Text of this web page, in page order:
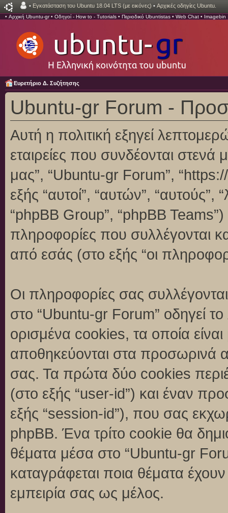
• Εγκατάσταση του Ubuntu 18.04 LTS (με εικόνες) • Αρχικές οδηγίες Ubuntu.
• Αρχική Ubuntu-gr• Οδηγοί - How to - Tutorials • Περιοδικό Ubuntistas • Web Chat • Imagebin
Ευρετήριο Δ. Συζήτησης
Ubuntu-gr Forum -
Αυτή η πολιτική εξηγεί
εταιρείες που συνδέονται στενά
μας”, “Ubuntu-gr Forum”,
εξής “αυτοί”, “αυτών”,
“phpBB Group”, “phpBB
πληροφορίες που συλλέγονται
από εσάς (στο εξής “οι
Οι πληροφορίες σας
στο “Ubuntu-gr Forum” οδηγεί
ορισμένα cookies, τα οποία
αποθηκεύονται στα προσωρινά
σας. Τα πρώτα δύο cookies
(στο εξής “user-id”) και έναν
εξής “session-id”), που σας
phpBB. Ένα τρίτο cookie θα
θέματα μέσα στο “Ubuntu-gr
καταγράφεται ποια θέματα
εμπειρία σας ως μέλος.